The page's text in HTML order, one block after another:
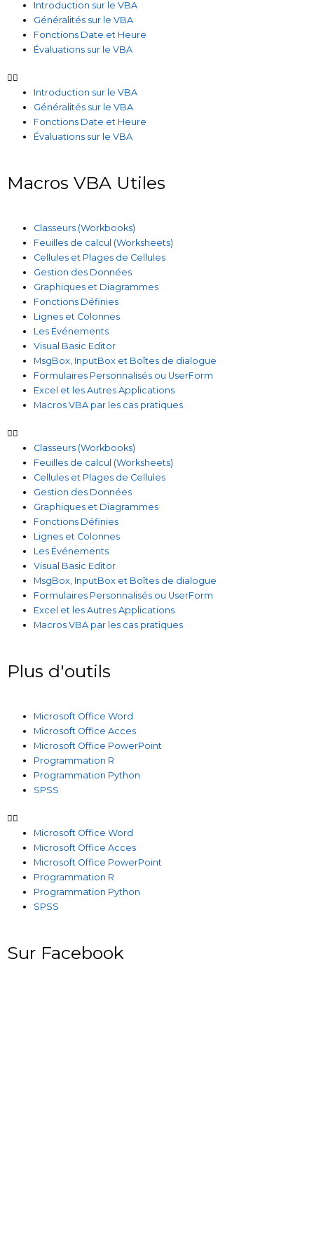
Introduction sur le VBA
Généralités sur le VBA
Fonctions Date et Heure
Évaluations sur le VBA
Introduction sur le VBA
Généralités sur le VBA
Fonctions Date et Heure
Évaluations sur le VBA
Macros VBA Utiles
Classeurs (Workbooks)
Feuilles de calcul (Worksheets)
Cellules et Plages de Cellules
Gestion des Données
Graphiques et Diagrammes
Fonctions Définies
Lignes et Colonnes
Les Événements
Visual Basic Editor
MsgBox, InputBox et Boîtes de dialogue
Formulaires Personnalisés ou UserForm
Excel et les Autres Applications
Macros VBA par les cas pratiques
Classeurs (Workbooks)
Feuilles de calcul (Worksheets)
Cellules et Plages de Cellules
Gestion des Données
Graphiques et Diagrammes
Fonctions Définies
Lignes et Colonnes
Les Événements
Visual Basic Editor
MsgBox, InputBox et Boîtes de dialogue
Formulaires Personnalisés ou UserForm
Excel et les Autres Applications
Macros VBA par les cas pratiques
Plus d'outils
Microsoft Office Word
Microsoft Office Acces
Microsoft Office PowerPoint
Programmation R
Programmation Python
SPSS
Microsoft Office Word
Microsoft Office Acces
Microsoft Office PowerPoint
Programmation R
Programmation Python
SPSS
Sur Facebook